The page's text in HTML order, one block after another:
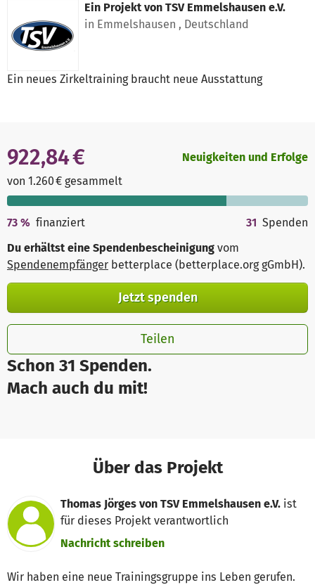
Ein Projekt von TSV Emmelshausen e.V.
in Emmelshausen , Deutschland
Ein neues Zirkeltraining braucht neue Ausstattung
Schon 31 Spenden.
Mach auch du mit!
922,84 €
von 1.260 € gesammelt
Neuigkeiten und Erfolge
73 % finanziert 31 Spenden
Du erhältst eine Spendenbescheinigung vom
Spendenempfänger betterplace (betterplace.org gGmbH).
Jetzt spenden
Teilen
Über das Projekt
Thomas Jörges von TSV Emmelshausen e.V. ist
für dieses Projekt verantwortlich
Nachricht schreiben
Wir haben eine neue Trainingsgruppe ins Leben gerufen.